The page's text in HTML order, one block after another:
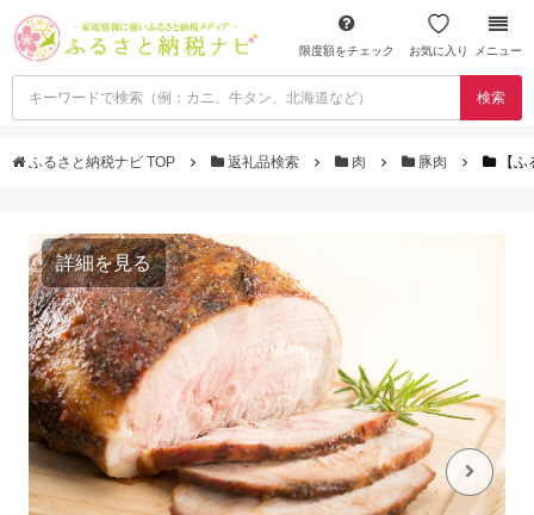
限度額をチェック お気に入り メニュー
検索
ふるさと納税ナビ TOP 返礼品検索 肉 豚肉 【
詳細を見る